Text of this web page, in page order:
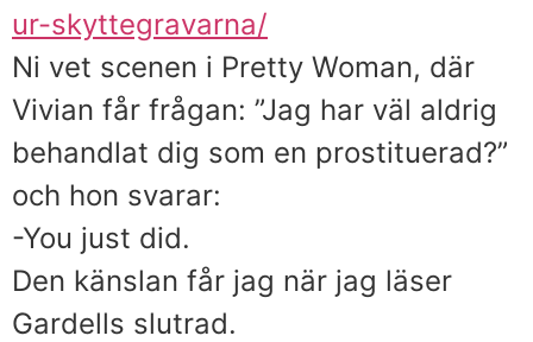
ur-skyttegravarna/
Ni vet scenen i Pretty Woman, där
Vivian får frågan: ”Jag har väl aldrig
behandlat dig som en prostituerad?”
och hon svarar:
-You just did.
Den känslan får jag när jag läser
Gardells slutrad.